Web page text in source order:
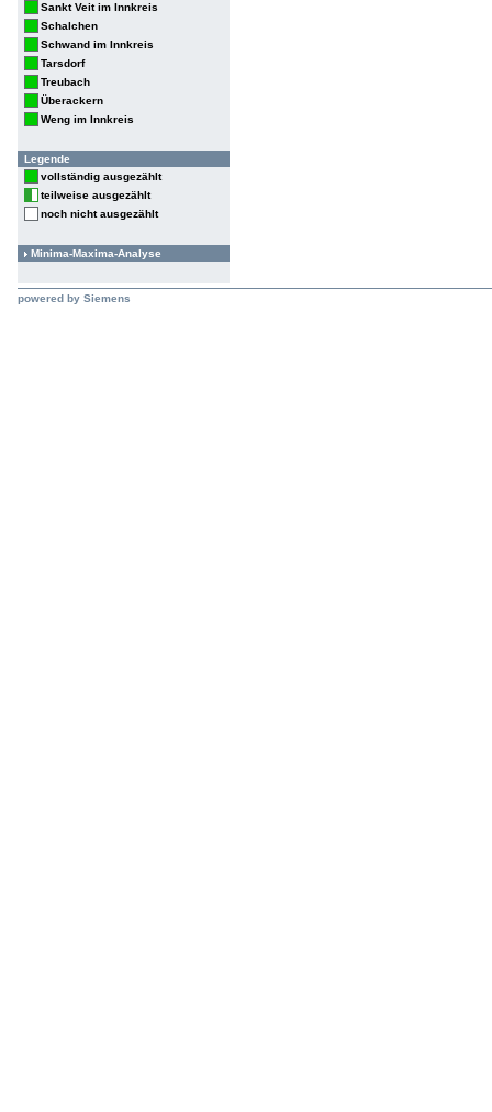
Sankt Veit im Innkreis
Schalchen
Schwand im Innkreis
Tarsdorf
Treubach
Überackern
Weng im Innkreis
Legende
vollständig ausgezählt
teilweise ausgezählt
noch nicht ausgezählt
Minima-Maxima-Analyse
powered by Siemens